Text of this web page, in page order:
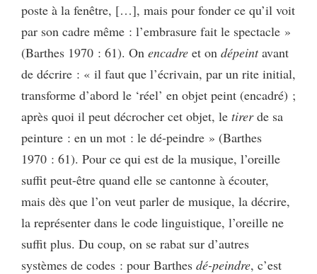
poste à la fenêtre, […], mais pour fonder ce qu’il voit
par son cadre même : l’embrasure fait le spectacle »
(Barthes 1970 : 61). On encadre et on dépeintavant
de décrire : « il faut que l’écrivain, par un rite initial,
transforme d’abord le ‘réel’ en objet peint (encadré) ;
après quoi il peut décrocher cet objet, le tirerde sa
peinture : en un mot : le dé-peindre » (Barthes
1970 : 61). Pour ce qui est de la musique, l’oreille
suffit peut-être quand elle se cantonne à écouter,
mais dès que l’on veut parler de musique, la décrire,
la représenter dans le code linguistique, l’oreille ne
suffit plus. Du coup, on se rabat sur d’autres
systèmes de codes : pour Barthes dé-peindre, c’est